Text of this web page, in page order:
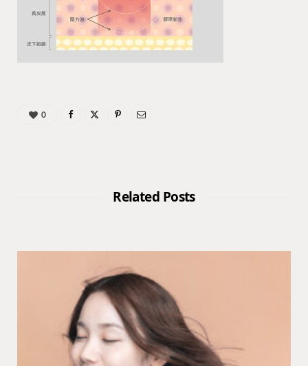
0
Related Posts